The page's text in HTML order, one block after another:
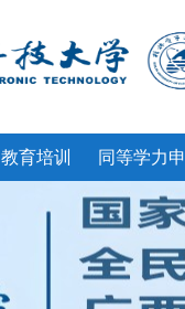
教育培训 同等学力